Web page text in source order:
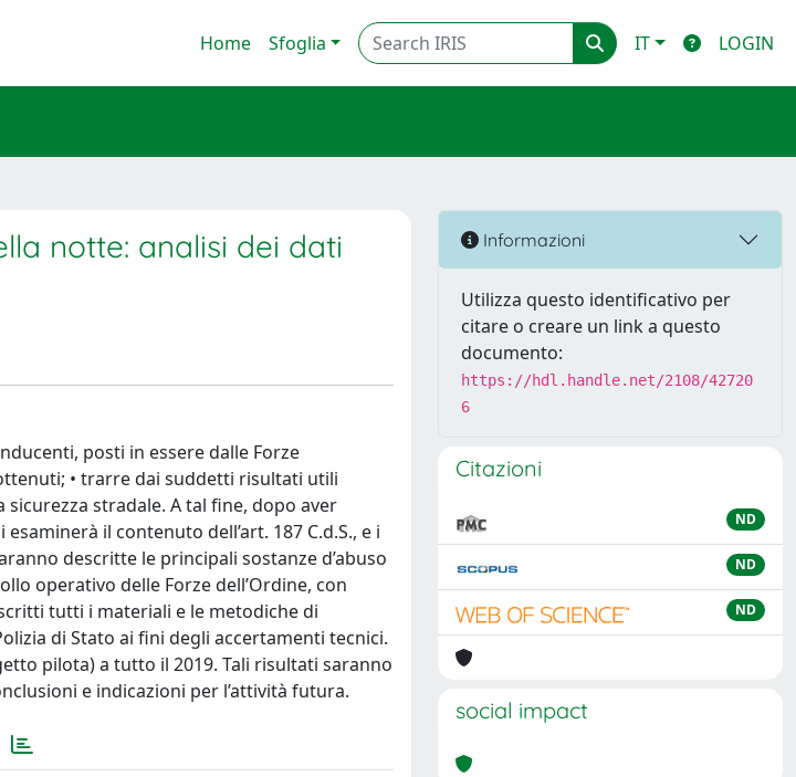
Home Sfoglia IT LOGIN
notte: analisi dei dati
posti in essere dalle Forze
• trarre dai suddetti risultati utili
stradale. A tal fine, dopo aver
il contenuto dell’art. 187 C.d.S., e i
descritte le principali sostanze d’abuso
operativo delle Forze dell’Ordine, con
tutti i materiali e le metodiche di
di Stato ai fini degli accertamenti tecnici.
pilota) a tutto il 2019. Tali risultati saranno
e indicazioni per l’attività futura.
Informazioni
Utilizza questo identificativo per
citare o creare un link a questo
documento:
https://hdl.handle.net/2108/42720
6
Citazioni
ND
ND
ND
social impact